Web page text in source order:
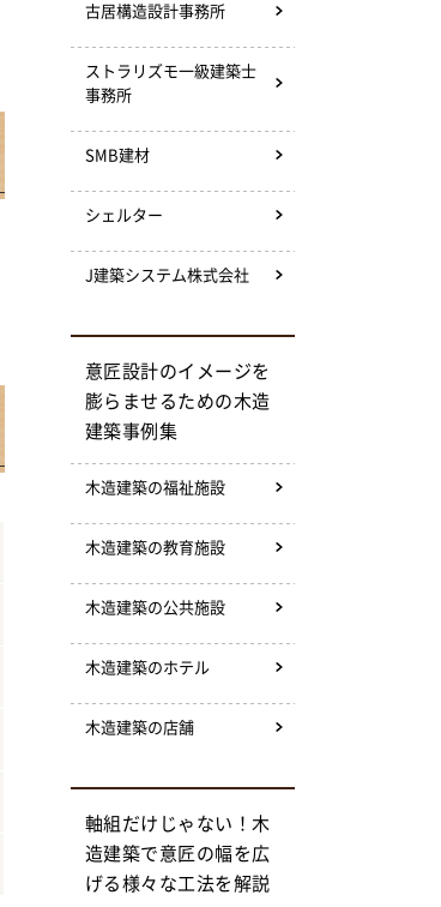
古居構造設計事務所
ストラリズモ一級建築士
事務所
SMB建材
シェルター
J建築システム株式会社
意匠設計のイメージを
膨らませるための木造
建築事例集
木造建築の福祉施設
木造建築の教育施設
木造建築の公共施設
木造建築のホテル
木造建築の店舗
軸組だけじゃない！木
造建築で意匠の幅を広
げる様々な工法を解説